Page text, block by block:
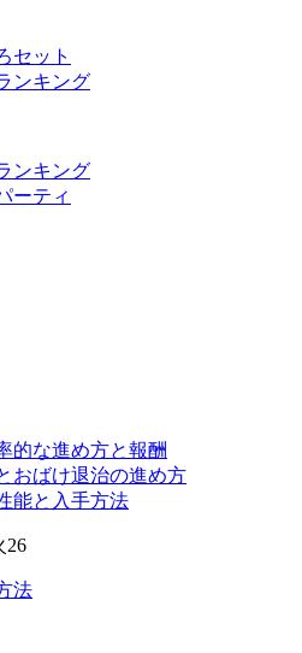
セット
ンキング
ンキング
ーティ
的な進め方と報酬
おばけ退治の進め方
能と入手方法
26
法